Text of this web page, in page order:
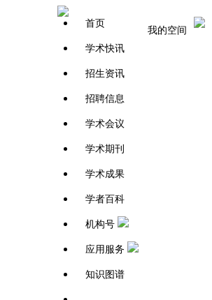
首页
学术快讯
招生资讯
招聘信息
学术会议
学术期刊
学术成果
学者百科
机构号
应用服务
知识图谱
我的空间